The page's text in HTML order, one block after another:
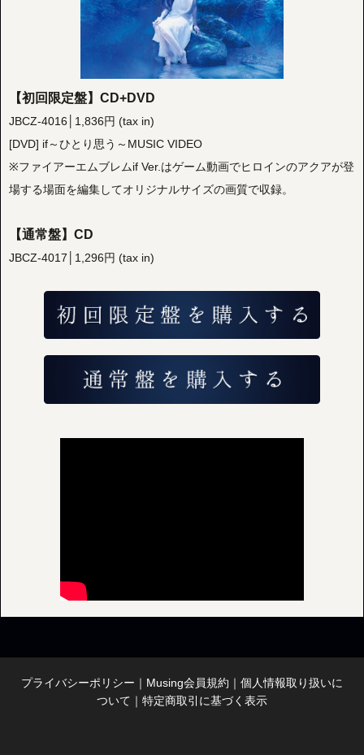
【初回限定盤】CD+DVD
JBCZ-4016│1,836円 (tax in)
[DVD] if～ひとり思う～MUSIC VIDEO
※ファイアーエムブレムif Ver.はゲーム動画でヒロインのアクアが登
場する場面を編集してオリジナルサイズの画質で収録。
【通常盤】CD
JBCZ-4017│1,296円 (tax in)
プライバシーポリシー ｜ Musing会員規約 ｜ 個人情報取り扱いに
ついて ｜ 特定商取引に基づく表示